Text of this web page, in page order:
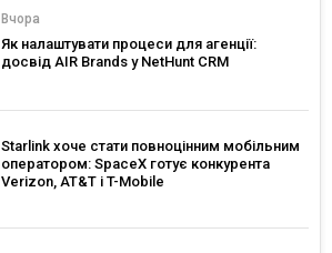
Вчора
Як налаштувати процеси для агенції:
досвід AIR Brands у NetHunt CRM
Starlink хоче стати повноцінним мобільним
оператором: SpaceX готує конкурента
Verizon, AT&T і T-Mobile